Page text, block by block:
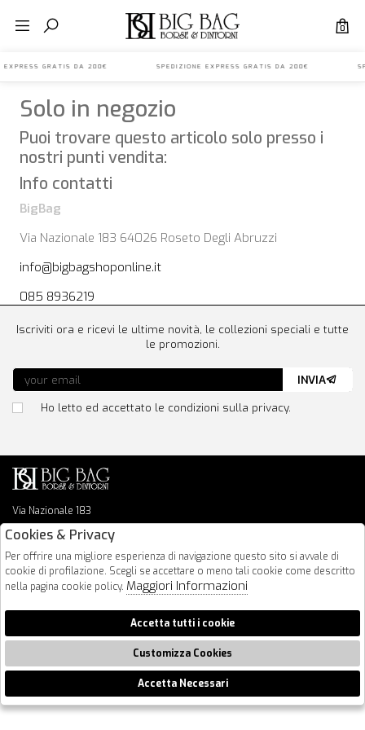
0
EXPRESS GRATIS DA 200€ SPEDIZIONE EXPRESS GRATIS DA 200€
Solo in negozio
Puoi trovare questo articolo solo presso i
nostri punti vendita:
Info contatti
BigBag
Via Nazionale 183 64026 Roseto Degli Abruzzi
info@bigbagshoponline.it
085 8936219
Via Nazionale 183
64026 Roseto Degli Abruzzi
info@bigbagshoponline.it
follow us
Iscriviti ora e ricevi le ultime novità, le collezioni speciali e tutte
le promozioni.
Ho letto ed accettato le condizioni sulla privacy.
INVIA
2026 BigBag - P.iva : 00916940679 Powered by
🍪
Cookies & Privacy
Per offrire una migliore esperienza di navigazione questo sito si avvale di
cookie di profilazione. Scegli se accettare o meno tali cookie come descritto
nella pagina cookie policy. Maggiori Informazioni
Accetta tutti i cookie
Customizza Cookies
Accetta Necessari